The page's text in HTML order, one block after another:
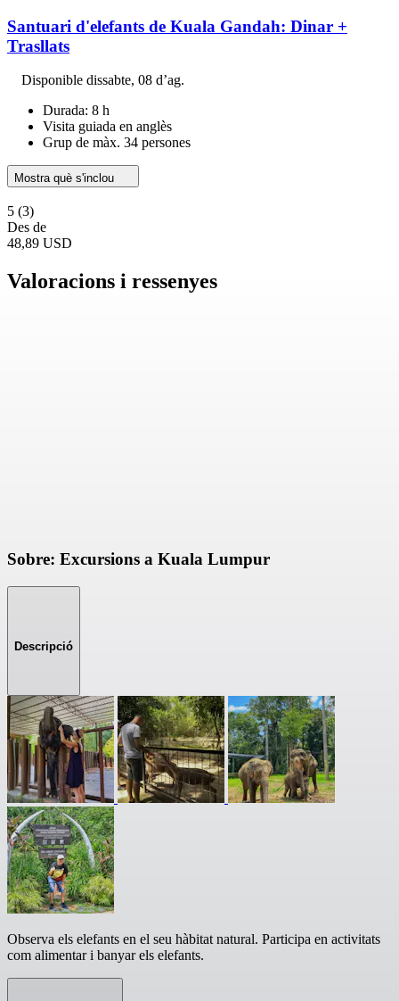
Santuari d'elefants de Kuala Gandah: Dinar +
Trasllats
Disponible dissabte, 08 d’ag.
Durada: 8 h
Visita guiada en anglès
Grup de màx. 34 persones
Mostra què s'inclou
5 (3)
Des de
48,89 USD
Valoracions i ressenyes
Sobre: Excursions a Kuala Lumpur
Descripció
Observa els elefants en el seu hàbitat natural. Participa en activitats
com alimentar i banyar els elefants.